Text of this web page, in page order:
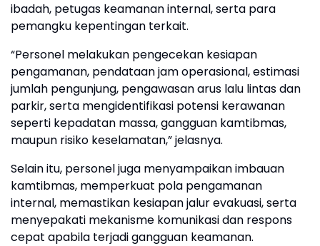
ibadah, petugas keamanan internal, serta para
pemangku kepentingan terkait.
“Personel melakukan pengecekan kesiapan
pengamanan, pendataan jam operasional, estimasi
jumlah pengunjung, pengawasan arus lalu lintas dan
parkir, serta mengidentifikasi potensi kerawanan
seperti kepadatan massa, gangguan kamtibmas,
maupun risiko keselamatan,” jelasnya.
Selain itu, personel juga menyampaikan imbauan
kamtibmas, memperkuat pola pengamanan
internal, memastikan kesiapan jalur evakuasi, serta
menyepakati mekanisme komunikasi dan respons
cepat apabila terjadi gangguan keamanan.